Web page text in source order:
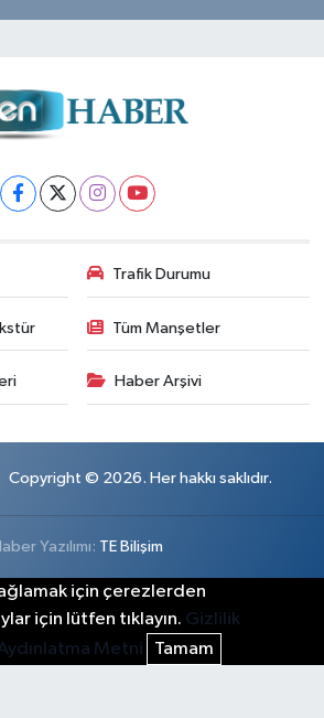
Trafik Durumu
Tüm Manşetler
Haber Arşivi
Copyright © 2026. Her hakkı saklıdır.
Yazılımı: TE Bilişim
için çerezlerden
için lütfen tıklayın. Gizlilik
Metni
Tamam